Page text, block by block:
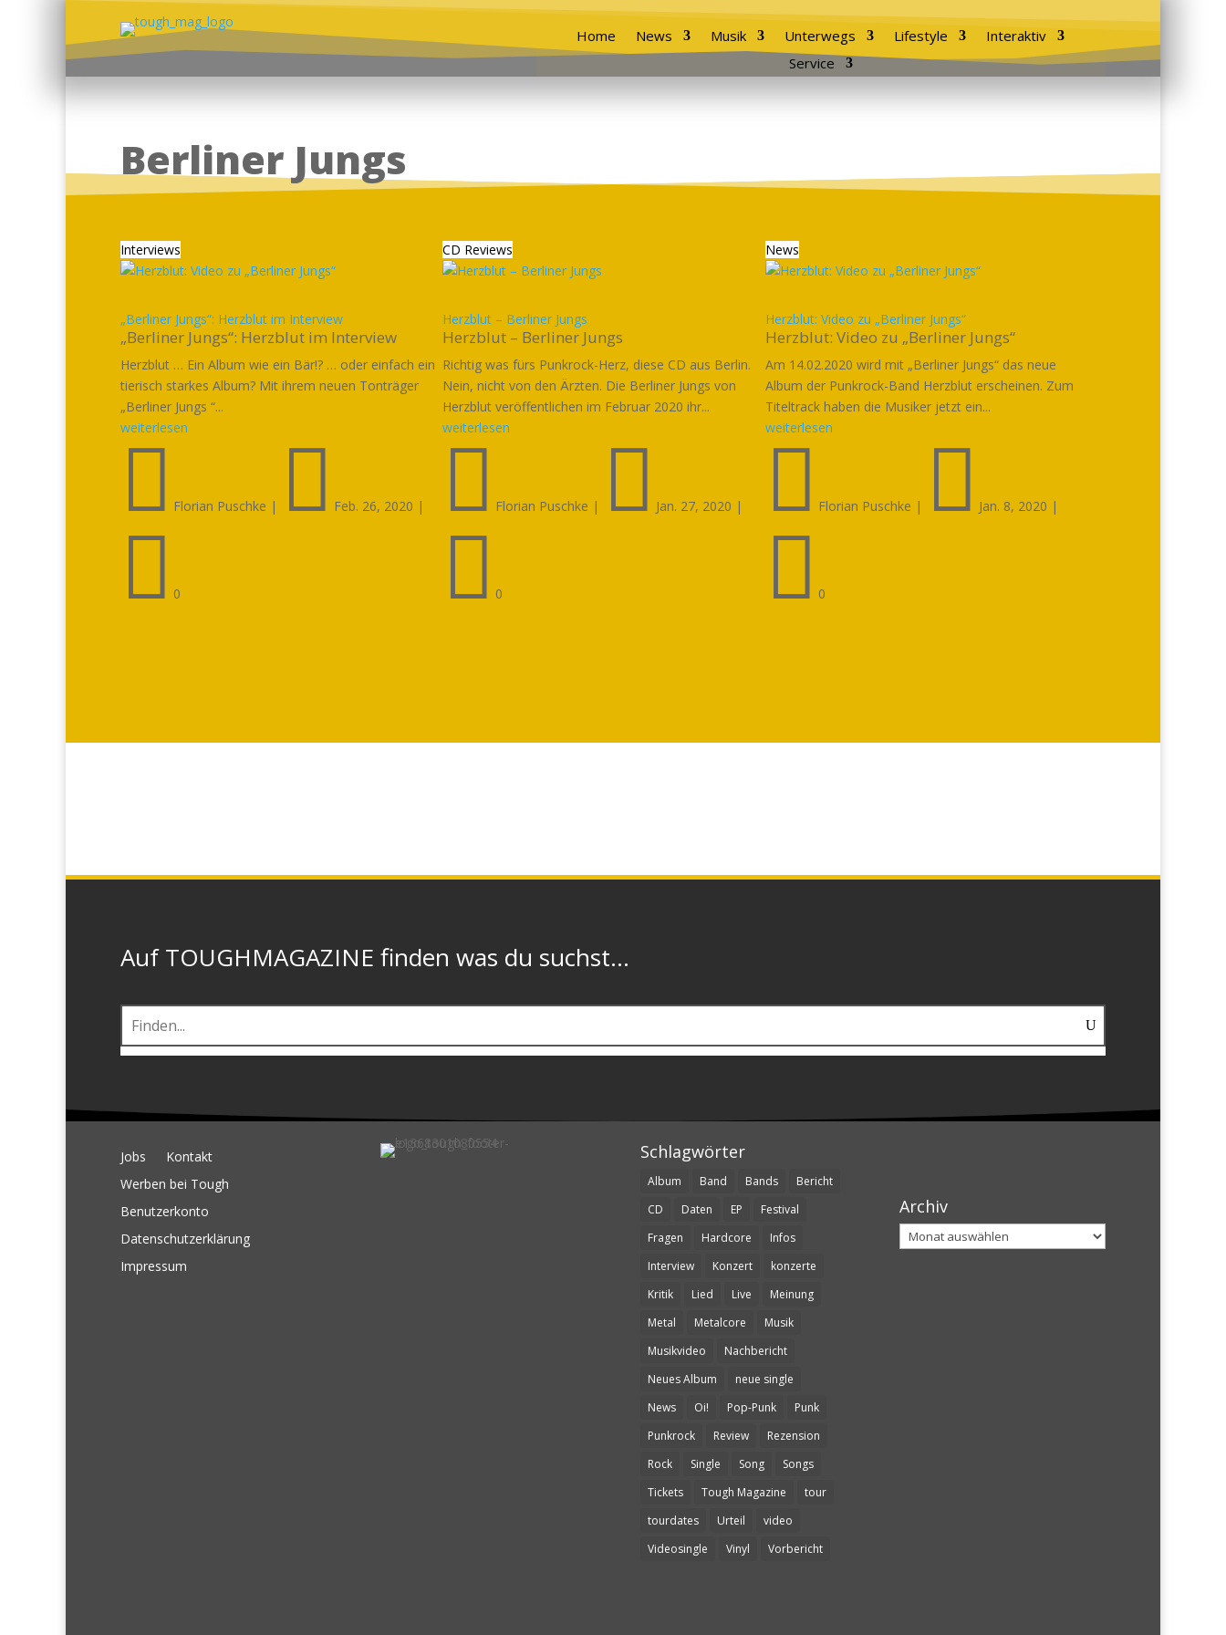
Home News Musik Unterwegs Lifestyle
Interaktiv
Service
Berliner Jungs
Interviews
„Berliner Jungs“: Herzblut im Interview
„Berliner Jungs“: Herzblut im Interview
Herzblut … Ein Album wie ein Bär!? … oder einfach ein
tierisch starkes Album? Mit ihrem neuen Tonträger
„Berliner Jungs “...
weiterlesen
 Florian Puschke |  Feb. 26, 2020 |
 0
CD Reviews
Herzblut – Berliner Jungs
Herzblut – Berliner Jungs
Richtig was fürs Punkrock-Herz, diese CD aus Berlin.
Nein, nicht von den Ärzten. Die Berliner Jungs von
Herzblut veröffentlichen im Februar 2020 ihr...
weiterlesen
 Florian Puschke |  Jan. 27, 2020 |
 0
News
Herzblut: Video zu „Berliner Jungs“
Herzblut: Video zu „Berliner Jungs“
Am 14.02.2020 wird mit „Berliner Jungs“ das neue
Album der Punkrock-Band Herzblut erscheinen. Zum
Titeltrack haben die Musiker jetzt ein...
weiterlesen
 Florian Puschke |  Jan. 8, 2020 |
 0
Auf TOUGHMAGAZINE finden was du suchst...
Jobs
Kontakt
Werben bei Tough
Benutzerkonto
Datenschutzerklärung
Impressum
Schlagwörter
Album Band Bands
Bericht
CD
Daten EP
Festival
Fragen
Hardcore
Infos
Interview
Konzert
konzerte
Kritik
Lied Live
Meinung
Metal
Metalcore
Musik
Musikvideo
Nachbericht
Neues Album
neue single
News
Oi! Pop-Punk
Punk
Punkrock
Review
Rezension
Rock
Single Song
Songs
Tickets
Tough Magazine
tour
tourdates
Urteil
video
Videosingle
Vinyl Vorbericht
Archiv
Archiv